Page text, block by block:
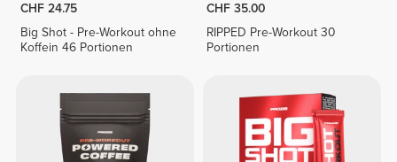
CHF 24.75
Big Shot - Pre-Workout ohne
Koffein 46 Portionen
CHF 35.00
RIPPED Pre-Workout 30
Portionen